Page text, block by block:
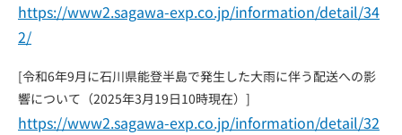
https://www2.sagawa-exp.co.jp/information/detail/34
2/
[令和6年9月に石川県能登半島で発生した大雨に伴う配送への影
響について（2025年3月19日10時現在）]
https://www2.sagawa-exp.co.jp/information/detail/32